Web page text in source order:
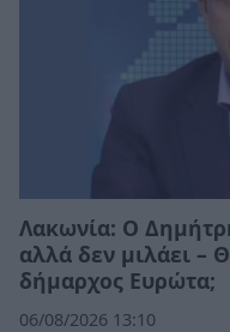
Λακωνία: Ο
αλλά δεν μιλάει –
δήμαρχος Ευρώτα;
06/08/2026 13:10